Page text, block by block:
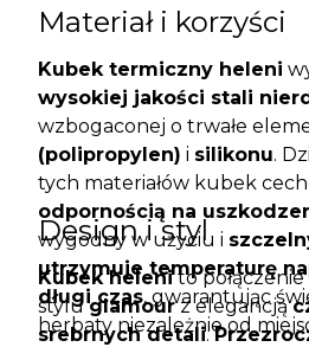
Materiał i korzyści
Kubek termiczny heleni
wysokiej jakości stali
wzbogaconej o trwałe
(polipropylen) i silikonu.
tych materiałów kubek
odpornością na
wygodny w użyciu i
utrzymuje temperaturę
długi czas, gwarantując
herbaty niezależnie od
Design i styl
Kubek helenito
styluglamourz elegancją
srebrnych detali.